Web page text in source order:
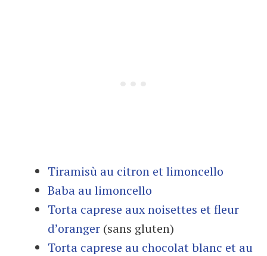
Tiramisù au citron et limoncello
Baba au limoncello
Torta caprese aux noisettes et fleur
d’oranger (sans gluten)
Torta caprese au chocolat blanc et au